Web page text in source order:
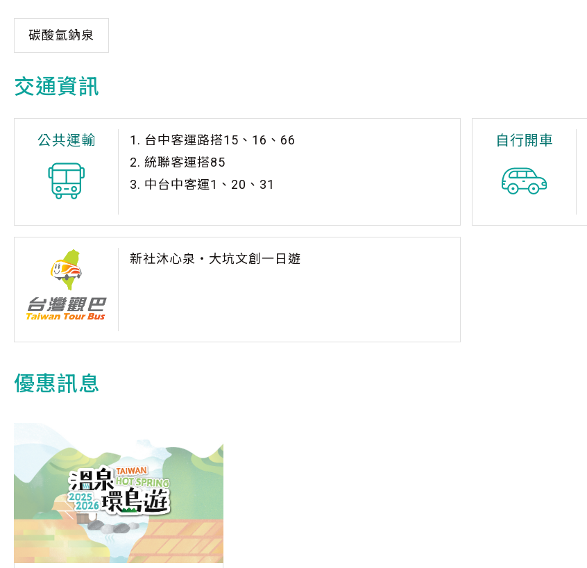
碳酸氫鈉泉
交通資訊
公共運輸
1. 台中客運路搭15、16、66
2. 統聯客運搭85
3. 中台中客運1、20、31
自行開車
新社沐心泉‧大坑文創一日遊
優惠訊息